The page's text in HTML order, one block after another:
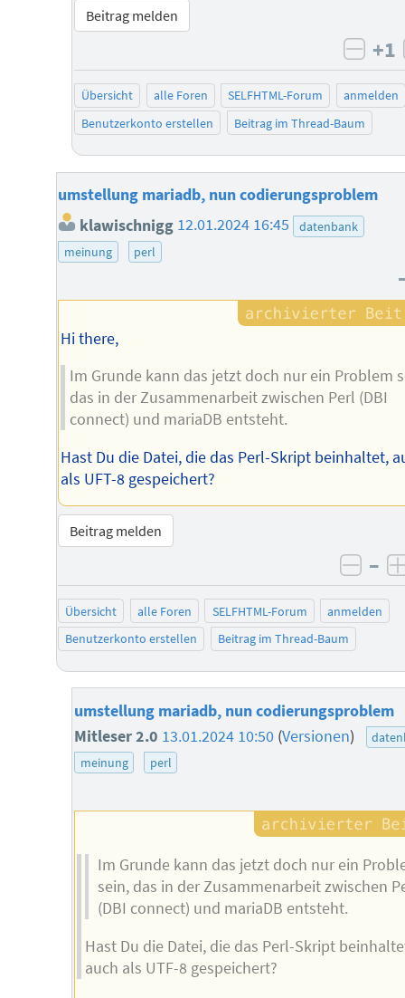
Beitrag melden
+1
Übersicht alle Foren SELFHTML-Forum
anmelden
Benutzerkonto erstellen
Beitrag im Thread-Baum
umstellung mariadb, nun codierungsproblem
klawischnigg 12.01.2024 16:45
datenbank
meinung
perl
Hi there,
Im Grunde kann das jetzt doch nur ein Problem
das in der Zusammenarbeit zwischen Perl (DBI
connect) und mariaDB entsteht.
Hast Du die Datei, die das Perl-Skript beinhaltet,
als UFT-8 gespeichert?
Beitrag melden
–
Übersicht alle Foren SELFHTML-Forum
anmelden
Benutzerkonto erstellen
Beitrag im Thread-Baum
umstellung mariadb, nun codierungsproblem
Mitleser 2.0 13.01.2024 10:50 (Versionen)
meinung
perl
Im Grunde kann das jetzt doch nur ein
sein, das in der Zusammenarbeit zwischen
(DBI connect) und mariaDB entsteht.
Hast Du die Datei, die das Perl-Skript
auch als UTF-8 gespeichert?